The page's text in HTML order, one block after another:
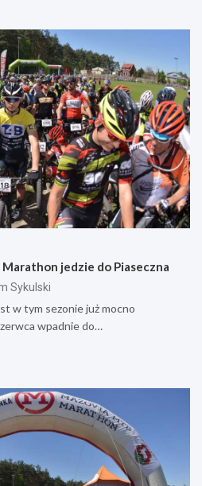
jedzie do Piaseczna
Sykulski
w tym sezonie już mocno
wpadnie do…